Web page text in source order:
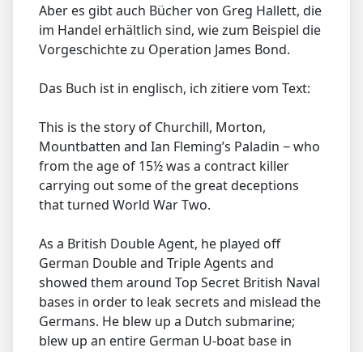
Aber es gibt auch Bücher von Greg Hallett, die
im Handel erhältlich sind, wie zum Beispiel die
Vorgeschichte zu Operation James Bond.
Das Buch ist in englisch, ich zitiere vom Text:
This is the story of Churchill, Morton,
Mountbatten and Ian Fleming’s Paladin − who
from the age of 15½ was a contract killer
carrying out some of the great deceptions
that turned World War Two.
As a British Double Agent, he played off
German Double and Triple Agents and
showed them around Top Secret British Naval
bases in order to leak secrets and mislead the
Germans. He blew up a Dutch submarine;
blew up an entire German U-boat base in